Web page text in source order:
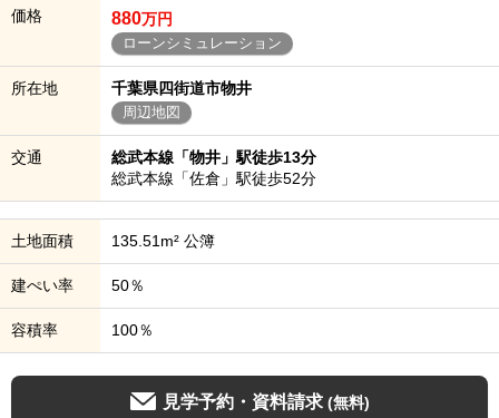
価格 880万円
ローンシミュレーション
所在地 千葉県四街道市物井
周辺地図
交通
総武本線「物井」駅徒歩13分
総武本線「佐倉」駅徒歩52分
土地面積 135.51m² 公簿
建ぺい率 50％
容積率 100％
見学予約・資料請求 (無料)